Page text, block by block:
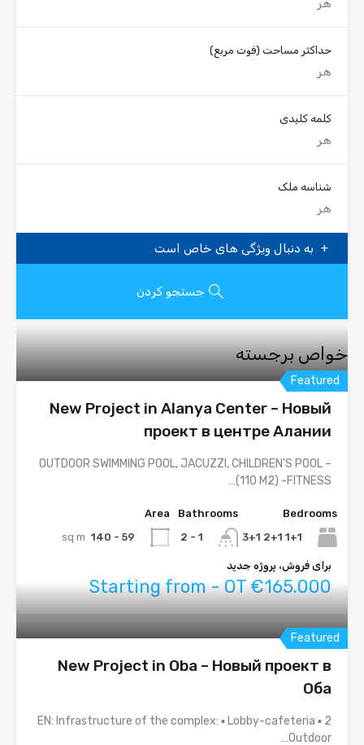
حداکثر مساحت (فوت مربع)
کلمه کلیدی
شناسه ملک
به دنبال ویژگی های خاص است
جستجو کردن
خواص برجسته
Featured
New Project in Alanya Center – Новый
проект в центре Алании
– OUTDOOR SWIMMING POOL, JACUZZI, CHILDREN’S POOL
(110 M2) -FITNESS…
Bedrooms
1+1 2+1 3+1
Bathrooms
1 - 2
Area
59 - 140
sq m
برای فروش، پروژه جدید
Starting from - OT €165.000
Featured
New Project in Oba – Новый проект в
Оба
EN: Infrastructure of the complex: ▪ Lobby-cafeteria ▪ 2
Outdoor…